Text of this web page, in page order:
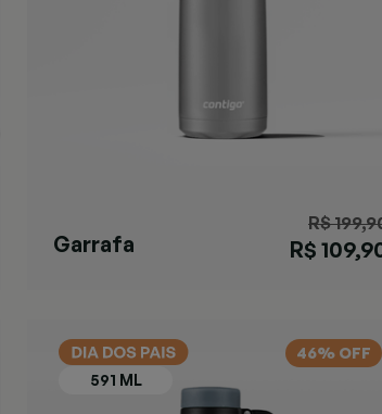
Garrafa
R$
R$
46% OFF